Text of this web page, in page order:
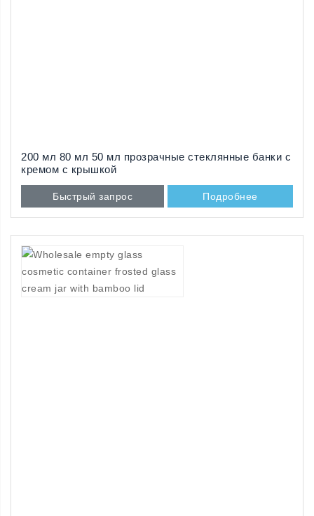
200 мл 80 мл 50 мл прозрачные стеклянные банки с
кремом с крышкой
Быстрый запрос Подробнее